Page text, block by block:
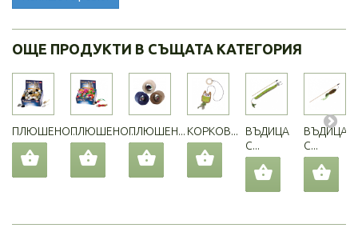
ОЩЕ ПРОДУКТИ В СЪЩАТА КАТЕГОРИЯ
ПЛЮШЕНО...ПЛЮШЕНО...ПЛЮШЕН... КОРКОВ...
ВЪДИЦА
С...
ВЪДИЦА
С...